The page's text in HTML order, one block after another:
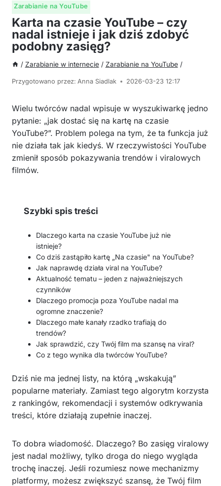
Zarabianie na YouTube
Karta na czasie YouTube – czy
nadal istnieje i jak dziś zdobyć
podobny zasięg?
/ Zarabianie w internecie / Zarabianie na YouTube /
Przygotowano przez: Anna Siadlak 2026-03-23 12:17
Wielu twórców nadal wpisuje w wyszukiwarkę jedno
pytanie: „jak dostać się na kartę na czasie
YouTube?”. Problem polega na tym, że ta funkcja już
nie działa tak jak kiedyś. W rzeczywistości YouTube
zmienił sposób pokazywania trendów i viralowych
filmów.
Szybki spis treści
Dlaczego karta na czasie YouTube już nie
istnieje?
Co dziś zastąpiło kartę „Na czasie" na YouTube?
Jak naprawdę działa viral na YouTube?
Aktualność tematu – jeden z najważniejszych
czynników
Dlaczego promocja poza YouTube nadal ma
ogromne znaczenie?
Dlaczego małe kanały rzadko trafiają do
trendów?
Jak sprawdzić, czy Twój film ma szansę na viral?
Co z tego wynika dla twórców YouTube?
Dziś nie ma jednej listy, na którą „wskakują”
popularne materiały. Zamiast tego algorytm korzysta
z rankingów, rekomendacji i systemów odkrywania
treści, które działają zupełnie inaczej.
To dobra wiadomość. Dlaczego? Bo zasięg viralowy
jest nadal możliwy, tylko droga do niego wygląda
trochę inaczej. Jeśli rozumiesz nowe mechanizmy
platformy, możesz zwiększyć szansę, że Twój film